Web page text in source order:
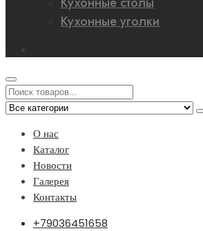
Кухонные уголки
О нас
Каталог
Новости
Галерея
Контакты
+79036451658